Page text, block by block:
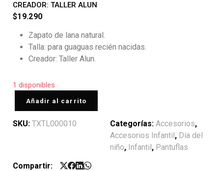
CREADOR: TALLER ALUN
$19.290
Zapato de lana natural.
Talla: para guaguas recién nacidas.
Creador: Taller Alun.
1 disponibles
Añadir al carrito
SKU: TXTL000010 Categorías: Accesorios,
Accesorios Infantil, Día del
niño, Infantil, Pantuflas
Compartir: